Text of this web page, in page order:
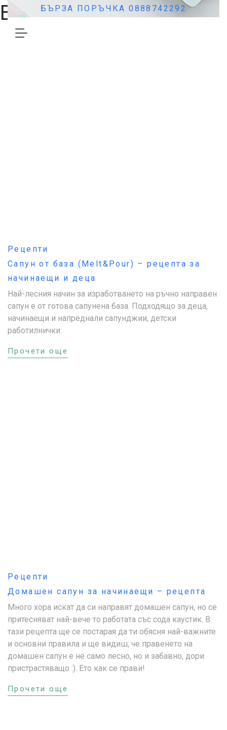
БЪРЗА ПОРЪЧКА 0888742292
Blog
Рецепти
Сапун от база (Melt&Pour) – рецепта за
начинаещи и деца
Най-лесния начин за изработването на ръчно направен
сапун е от готова сапунена база. Подходящо за деца,
начинаещи и напреднали сапунджии, детски
работилнички.
Прочети още
Рецепти
Домашен сапун за начинаещи – рецепта
Много хора искат да си направят домашен сапун, но се
притесняват най-вече то работата със сода каустик. В
тази рецепта ще се постарая да ти обясня най-важните
и основни правила и ще видиш, че правенето на
домашен сапун е не само лесно, но и забавно, дори
пристрастяващо :). Ето как се прави!
Прочети още